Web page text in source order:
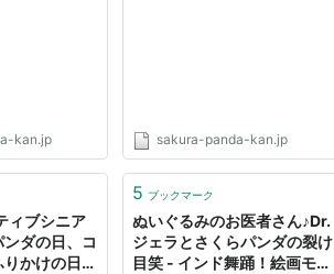
kan.jp sakura-panda-kan.jp
ィブシニア
ダの日、コ
かけの日、
5 ブックマーク
ぬいぐるみのお医者さん♪Dr.
ジェラとさくらパンダの裂け
目笑 - インド舞踊！絵画モデ